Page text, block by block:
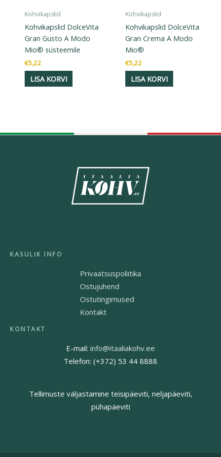
Kohvikapslid
Kohvikapslid DolceVita
Gran Gusto A Modo
Mio® süsteemile
€5,22
LISA KORVI
Kohvikapslid
Kohvikapslid DolceVita
Gran Crema A Modo
Mio®
€5,22
LISA KORVI
Privaatsuspoliitika
Ostujuhend
Ostutingimused
Kontakt
E-mail: info@itaaliakohv.ee
Telefon: (+372) 53 44 8888
Tellimuste väljastamine teisipäeviti, neljapäeviti,
pühapäeviti